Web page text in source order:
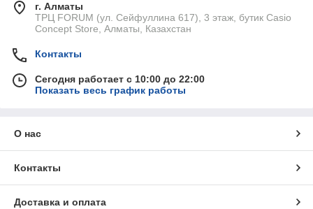
г. Алматы
ТРЦ FORUM (ул. Сейфуллина 617), 3 этаж, бутик Casio
Concept Store, Алматы, Казахстан
Контакты
Сегодня работает с 10:00 до 22:00
Показать весь график работы
О нас
Контакты
Доставка и оплата